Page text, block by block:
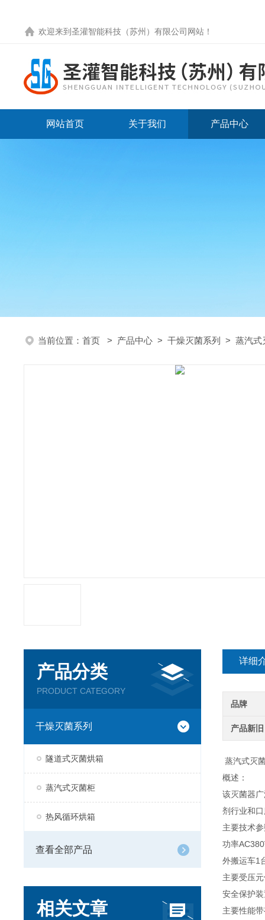
欢迎来到圣灌智能科技（苏州）有限公司网站！
网站首页 关于我们 产品中心
当前位置： 首页 > 产品中心 > 干燥灭菌系列 > 蒸汽式
详细
品牌
产品新旧
蒸汽式灭
概述：
该灭菌器
剂行业和
主要技术
功率
外搬运车1
主要受压
安全保护
主要性能
产品分类
PRODUCT CATEGORY
干燥灭菌系列
隧道式灭菌烘箱
蒸汽式灭菌柜
热风循环烘箱
查看全部产品
相关文章